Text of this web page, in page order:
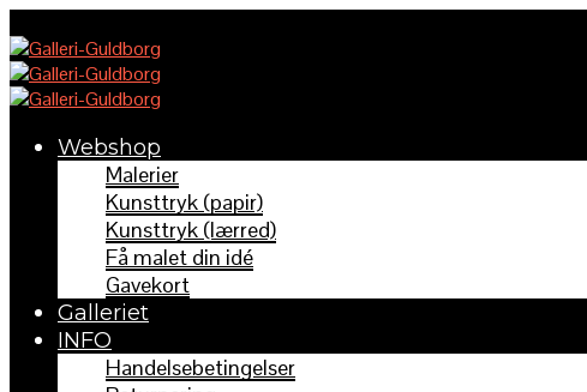
Webshop
Malerier
Kunsttryk (papir)
Kunsttryk (lærred)
Få malet din idé
Gavekort
Galleriet
INFO
Handelsebetingelser